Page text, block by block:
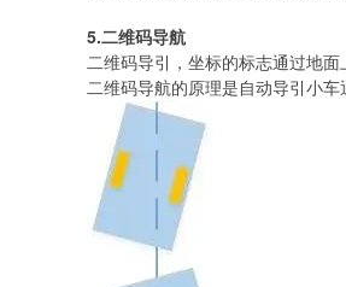
5.二维码导航
二维码导引，坐标的标志通过地
二维码导航的原理是自动导引小